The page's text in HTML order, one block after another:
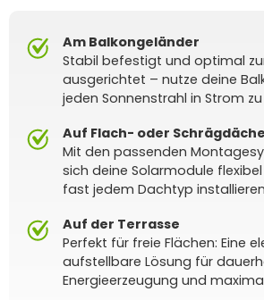
Am Balkongeländer
Stabil befestigt und optimal
ausgerichtet – nutze deine
jeden Sonnenstrahl in Strom
Auf Flach- oder
Mit den passenden
sich deine Solarmodule
fast jedem Dachtyp
Auf der Terrasse
Perfekt für freie Flächen: Eine
aufstellbare Lösung für
Energieerzeugung und